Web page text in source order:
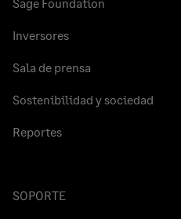
Inversores
Sala de prensa
Sostenibilidad y sociedad
Reportes
SOPORTE